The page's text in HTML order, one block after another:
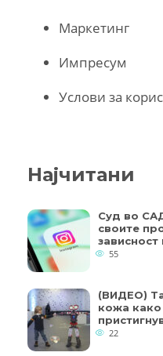
Маркетинг
Импресум
Услови за
Најчитани
Суд во
своите
зависност
55
(ВИДЕО)
кожа како
22